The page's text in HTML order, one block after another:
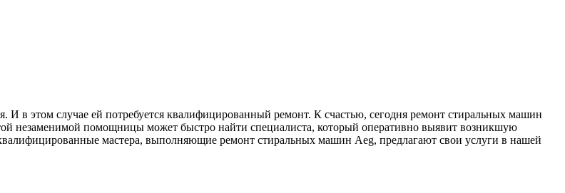
в этом случае ей потребуется квалифицированный ремонт. К счастью, сегодня ремонт стиральных машин
незаменимой помощницы может быстро найти специалиста, который оперативно выявит возникшую
мастера, выполняющие ремонт стиральных машин Aeg, предлагают свои услуги в нашей